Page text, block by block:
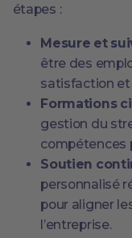
étapes :
Mesure et
être des
satisfaction et
Formations
gestion du
compétences
Soutien
personnalisé
pour aligner
l’entreprise.